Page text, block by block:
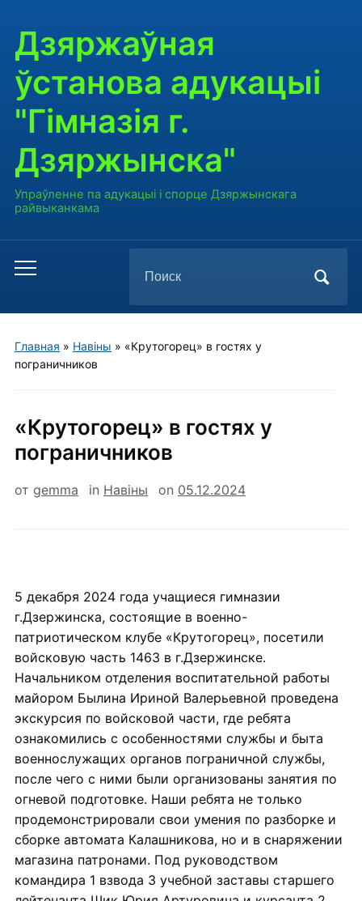
Дзяржаўная
ўстанова адукацыі
"Гімназія г.
Дзяржынска"
Упраўленне па адукацыі і спорце Дзяржынскага
райвыканкама
Переключить
меню
по:
Главная » Навiны » «Крутогорец» в гостях у
пограничников
«Крутогорец» в гостях у
пограничников
от gemma in Навiны on 05.12.2024
5 декабря 2024 года учащиеся гимназии
г.Дзержинска, состоящие в военно-
патриотическом клубе «Крутогорец», посетили
войсковую часть 1463 в г.Дзержинске.
Начальником отделения воспитательной работы
майором Былина Ириной Валерьевной проведена
экскурсия по войсковой части, где ребята
ознакомились с особенностями службы и быта
военнослужащих органов пограничной службы,
после чего с ними были организованы занятия по
огневой подготовке. Наши ребята не только
продемонстрировали свои умения по разборке и
сборке автомата Калашникова, но и в снаряжении
магазина патронами. Под руководством
командира 1 взвода 3 учебной заставы старшего